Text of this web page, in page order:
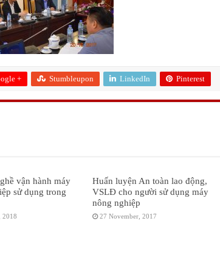
+ Stumbleupon LinkedIn Pinterest
vận hành máy
sử dụng trong
2018
Huấn luyện An toàn lao động,
VSLĐ cho người sử dụng máy
nông nghiệp
27 November, 2017